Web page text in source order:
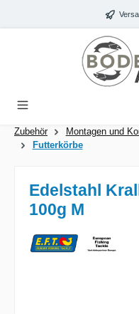
Zum Hauptinhalt springen
Zubehör Montagen und
Futterkörbe
Edelstahl
100g M